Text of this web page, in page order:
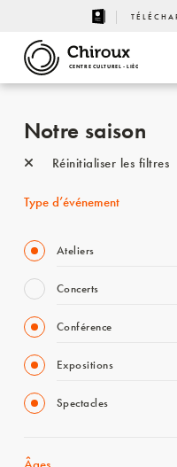
CENTRE CULTUREL - LIÈGE
Notre saison
Réinitialiser les filtres
Type d’événement
Ateliers
Concerts
Conférence
Expositions
Spectacles